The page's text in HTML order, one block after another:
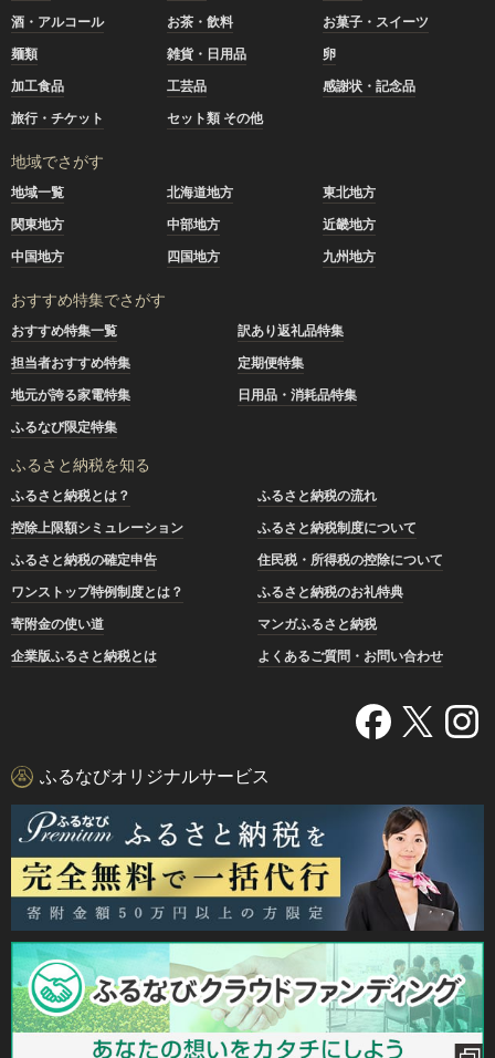
酒・アルコール
お茶・飲料
お菓子・スイーツ
麺類
雑貨・日用品
卵
加工食品
工芸品
感謝状・記念品
旅行・チケット
セット類 その他
地域でさがす
地域一覧 北海道地方
東北地方
関東地方
中部地方
近畿地方
中国地方
四国地方 九州地方
おすすめ特集でさがす
おすすめ特集一覧
訳あり返礼品特集
担当者おすすめ特集
定期便特集
地元が誇る家電特集
日用品・消耗品特集
ふるなび限定特集
ふるさと納税を知る
ふるさと納税とは？
ふるさと納税の流れ
控除上限額シミュレーション
ふるさと納税制度について
ふるさと納税の確定申告
住民税・所得税の控除について
ワンストップ特例制度とは？
ふるさと納税のお礼特典
寄附金の使い道
マンガふるさと納税
企業版ふるさと納税とは
よくあるご質問・お問い合わせ
ふるなびオリジナルサービス